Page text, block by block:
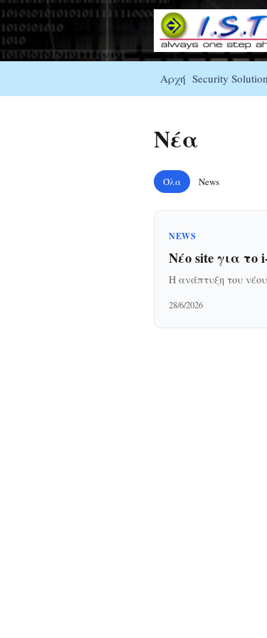
Αρχή Security
Νέα
Όλα News
NEWS
Νέο site για το
Η ανάπτυξη του νέου
28/6/2026